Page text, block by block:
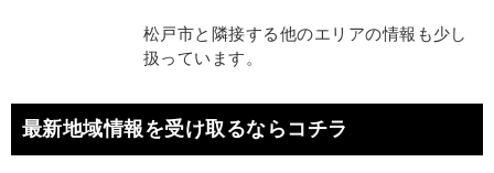
松戸市と隣接する他のエリアの情報も少し
扱っています。
最新地域情報を受け取るならコチラ